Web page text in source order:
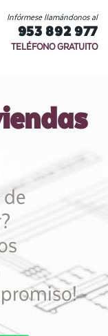
Infórmese llamándonos al
953 892 977
TELÉFONO GRATUITO